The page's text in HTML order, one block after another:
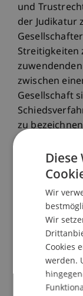
und
der Judikatur
Streitigkeiten
zwischen
Gesellschaft
zu
weder für
bestimmt.
Nicht-
sich klar
ist das
Verfahren -
belieben Ort
Wir
Wir
Cookies
werden.